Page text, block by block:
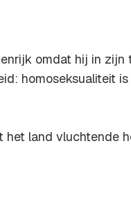
omdat hij in
homoseksualiteit
land vluchtende